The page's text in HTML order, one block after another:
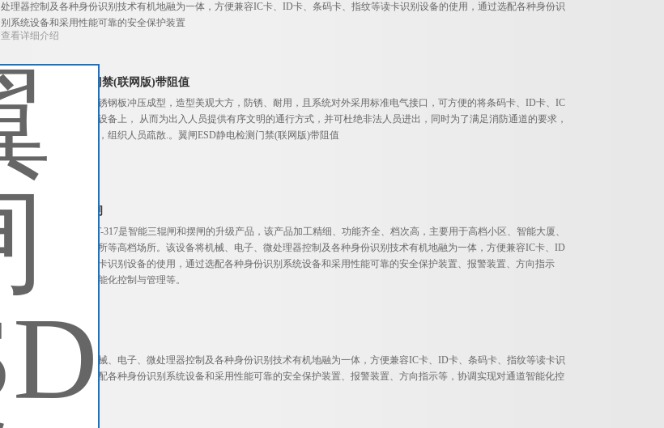
处理器控制及各种身份识别技术有机地融为一体，方便兼容IC卡、ID卡、条码卡、指纹等读卡识别设备的使用，通过选配各种身份识
别系统设备和采用性能可靠的安全保护装置
查看详细介绍
翼闸ESD静电检测门禁(联网版)带阻值
桥式八角三辊闸采用不锈钢板冲压成型，造型美观大方，防锈、耐用，且系统对外采用标准电气接口，可方便的将条码卡、ID卡、IC
卡等读写设备集成在本设备上， 从而为出入人员提供有序文明的通行方式，并可杜绝非法人员进出，同时为了满足消防通道的要求，
在紧急情况下停电落杆，组织人员疏散.。翼闸ESD静电检测门禁(联网版)带阻值
查看详细介绍
桥式景区二维码翼闸
桥式景区二维码翼闸YT-317是智能三辊闸和摆闸的升级产品，该产品加工精细、功能齐全、档次高，主要用于高档小区、智能大厦、
宾馆、地铁、码头、会所等高档场所。该设备将机械、电子、微处理器控制及各种身份识别技术有机地融为一体，方便兼容IC卡、ID
卡、条码卡、指纹等读卡识别设备的使用，通过选配各种身份识别系统设备和采用性能可靠的安全保护装置、报警装置、方向指示
等，协调实现对通道智能化控制与管理等。
查看详细介绍
桥式景区扫码翼闸
桥式景区扫码翼闸将机械、电子、微处理器控制及各种身份识别技术有机地融为一体，方便兼容IC卡、ID卡、条码卡、指纹等读卡识
别设备的使用，通过选配各种身份识别系统设备和采用性能可靠的安全保护装置、报警装置、方向指示等，协调实现对通道智能化控
制与管理等。
查看详细介绍